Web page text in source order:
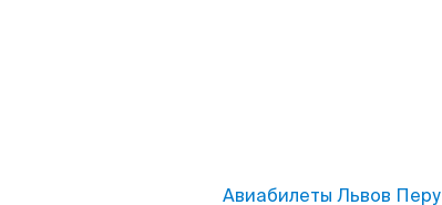
Авиабилеты Львов Перу